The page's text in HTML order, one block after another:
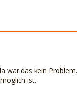
war das kein Problem.
ist.